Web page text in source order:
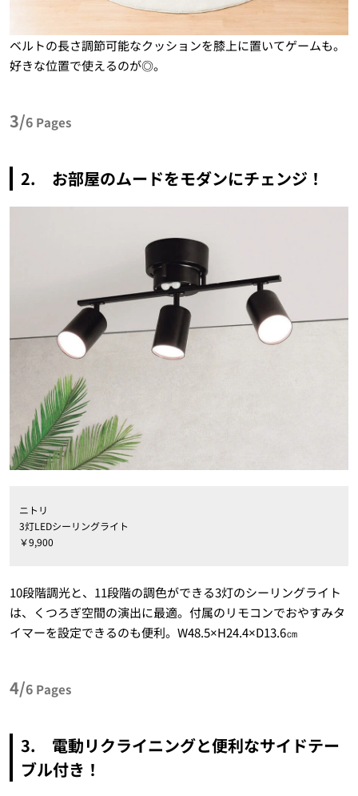
ベルトの長さ調節可能なクッションを膝上に置いてゲームも。
好きな位置で使えるのが◎。
3/6 Pages
2. お部屋のムードをモダンにチェンジ！
ニトリ
3灯LEDシーリングライト
￥9,900
10段階調光と、11段階の調色ができる3灯のシーリングライト
は、くつろぎ空間の演出に最適。付属のリモコンでおやすみタ
イマーを設定できるのも便利。W48.5×H24.4×D13.6㎝
4/6 Pages
3. 電動リクライニングと便利なサイドテー
ブル付き！